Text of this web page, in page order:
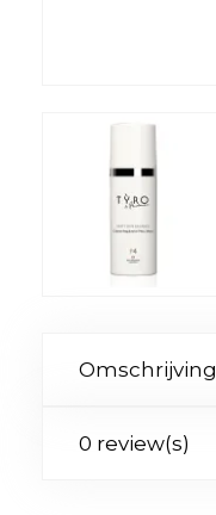
Omschrijving
0 review(s)